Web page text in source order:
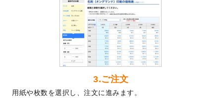
エコノミータイプののぼりが作成できるよ
うになりました！
【新商品】のぼり
が作成できるようになり
ました！
DMのデザインテンプレートを追加しまし
た。
【新商品】ステッカー
なりました！
3.ご注文
用紙や枚数を選択し、注文に進みます。